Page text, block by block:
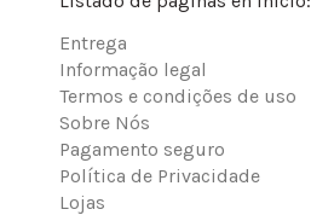
Entrega
Informação legal
Termos e condições de uso
Sobre Nós
Pagamento seguro
Política de Privacidade
Lojas